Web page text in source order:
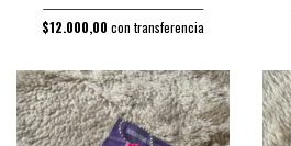
$12.000,00 con transferencia